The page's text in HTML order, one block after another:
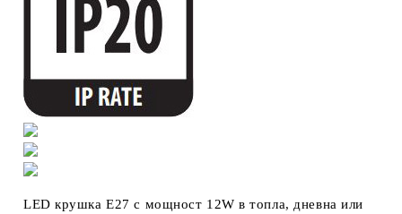
LED крушка E27 с мощност 12W в топла, дневна или